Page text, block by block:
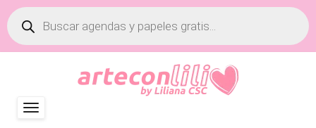
Búsqueda
de
productos